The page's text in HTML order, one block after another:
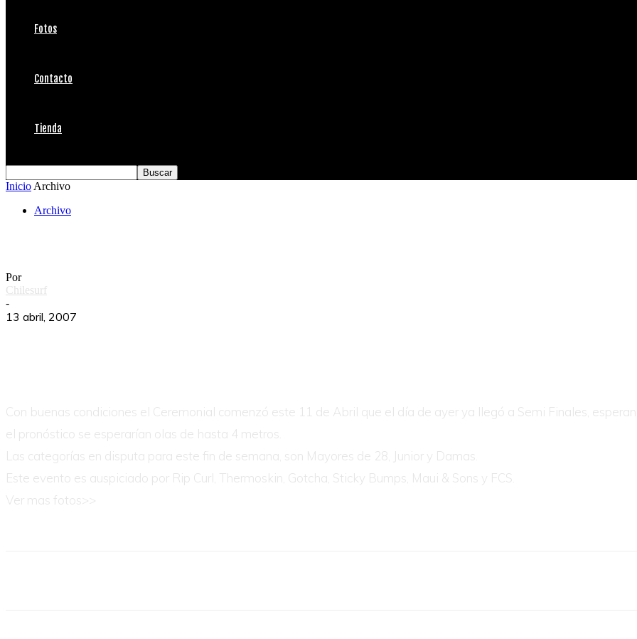
Fotos
Contacto
Tienda
Inicio Archivo
Archivo
Por
Chilesurf
-
13 abril, 2007
Con buenas condiciones el Ceremonial comenzó este 11 de Abril que el día de ayer ya llegó a Semi Finales,
el pronóstico se esperarían olas de hasta 4 metros.
Las categorías en disputa para este fin de semana, son Mayores de 28, Junior y Damas.
Este evento es auspiciado por Rip Curl, Thermoskin, Gotcha, Sticky Bumps, Maui & Sons y FCS.
Ver mas fotos>>